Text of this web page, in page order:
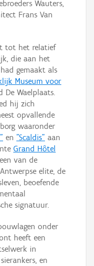
Wauters,
Frans Van
tot het relatief
die aan het
gemaakt als
Museum voor
De Waelplaats.
hij zich
opvallende
waaronder
en "Scaldis" aan
Grand Hôtel
van de
elite, de
beoefende
signatuur.
onder
heeft een
in
en